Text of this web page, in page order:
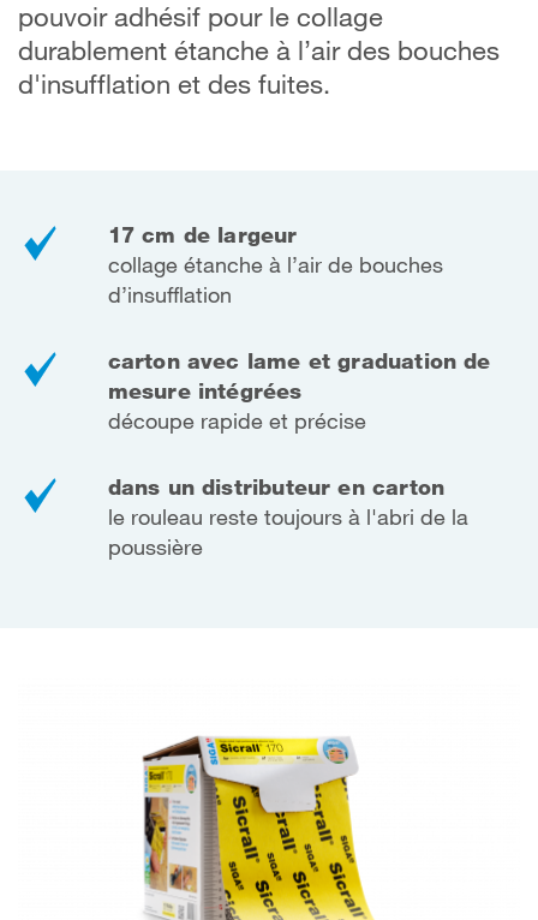
pouvoir adhésif pour le collage
durablement étanche à l’air des bouches
d'insufflation et des fuites.
17 cm de largeur
collage étanche à l’air de bouches
d’insufflation
carton avec lame et graduation de
mesure intégrées
découpe rapide et précise
dans un distributeur en carton
le rouleau reste toujours à l'abri de la
poussière